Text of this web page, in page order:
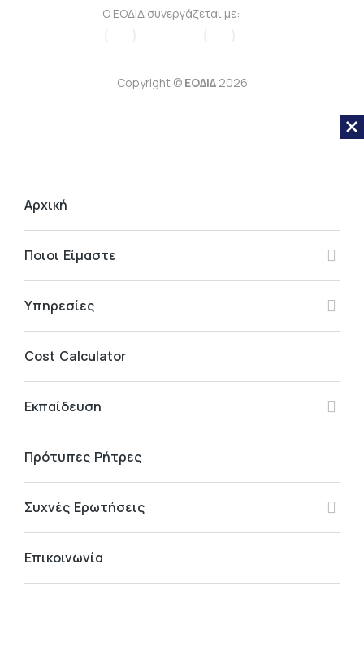
Copyright © ΕΟΔΙΔ2026
Ο ΕΟΔΙΔ συνεργάζεται με:
Αρχική
Ποιοι Είμαστε
Υπηρεσίες
Cost Calculator
Εκπαίδευση
Πρότυπες Ρήτρες
Συχνές Ερωτήσεις
Επικοινωνία